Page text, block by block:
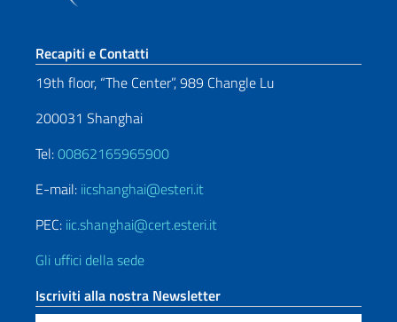
Sezione footer
Recapiti e Contatti
19th floor, “The Center”, 989 Changle Lu
200031 Shanghai
Tel:00862165965900
E-mail: iicshanghai@esteri.it
PEC: iic.shanghai@cert.esteri.it
Gli uffici della sede
Iscriviti alla nostra Newsletter